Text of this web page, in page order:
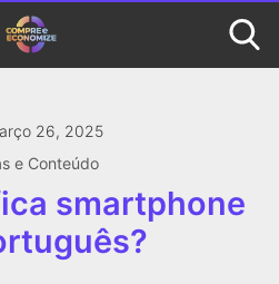
26, 2025
e Conteúdo
smartphone